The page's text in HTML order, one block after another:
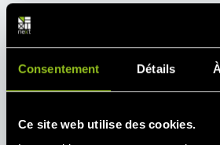
Consentement Détails
Ce site web utilise des cookies.